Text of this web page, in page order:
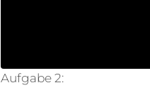
Aufgabe 2: